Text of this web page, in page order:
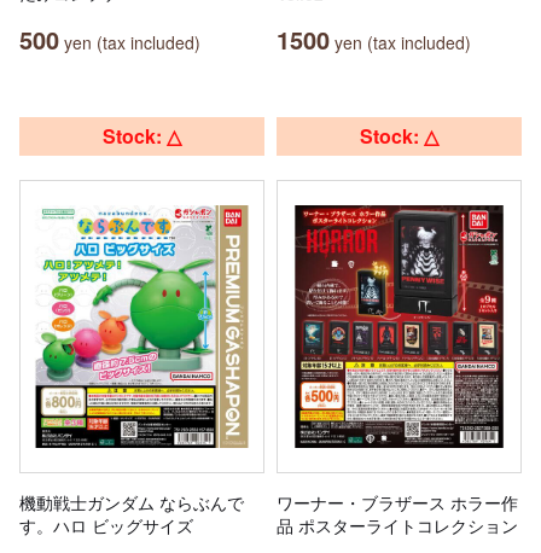
500 yen (tax included) 1500 yen (tax included)
Stock: △
機動戦士ガンダム ならぶんで
す。ハロ ビッグサイズ
Stock: △
ワーナー・ブラザース ホラー作
品 ポスターライトコレクション